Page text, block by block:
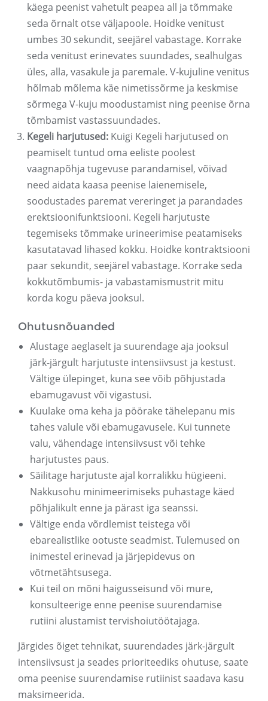
käega peenist vahetult peapea all ja tõmmake
seda õrnalt otse väljapoole. Hoidke venitust
umbes 30 sekundit, seejärel vabastage. Korrake
seda venitust erinevates suundades, sealhulgas
üles, alla, vasakule ja paremale. V-kujuline venitus
hõlmab mõlema käe nimetissõrme ja keskmise
sõrmega V-kuju moodustamist ning peenise õrna
tõmbamist vastassuundades.
Kegeli harjutused: Kuigi Kegeli harjutused on
peamiselt tuntud oma eeliste poolest
vaagnapõhja tugevuse parandamisel, võivad
need aidata kaasa peenise laienemisele,
soodustades paremat vereringet ja parandades
erektsioonifunktsiooni. Kegeli harjutuste
tegemiseks tõmmake urineerimise peatamiseks
kasutatavad lihased kokku. Hoidke kontraktsiooni
paar sekundit, seejärel vabastage. Korrake seda
kokkutõmbumis- ja vabastamismustrit mitu
korda kogu päeva jooksul.
Ohutusnõuanded
Alustage aeglaselt ja suurendage aja jooksul
järk-järgult harjutuste intensiivsust ja kestust.
Vältige ülepinget, kuna see võib põhjustada
ebamugavust või vigastusi.
Kuulake oma keha ja pöörake tähelepanu mis
tahes valule või ebamugavusele. Kui tunnete
valu, vähendage intensiivsust või tehke
harjutustes paus.
Säilitage harjutuste ajal korralikku hügieeni.
Nakkusohu minimeerimiseks puhastage käed
põhjalikult enne ja pärast iga seanssi.
Vältige enda võrdlemist teistega või
ebarealistlike ootuste seadmist. Tulemused on
inimestel erinevad ja järjepidevus on
võtmetähtsusega.
Kui teil on mõni haigusseisund või mure,
konsulteerige enne peenise suurendamise
rutiini alustamist tervishoiutöötajaga.
Järgides õiget tehnikat, suurendades järk-järgult
intensiivsust ja seades prioriteediks ohutuse, saate
oma peenise suurendamise rutiinist saadava kasu
maksimeerida.